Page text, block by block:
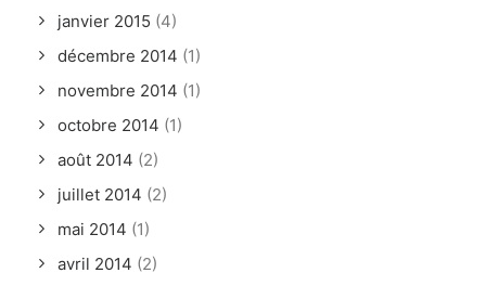
janvier 2015 (4)
décembre 2014 (1)
novembre 2014 (1)
octobre 2014 (1)
août 2014 (2)
juillet 2014 (2)
mai 2014 (1)
avril 2014 (2)